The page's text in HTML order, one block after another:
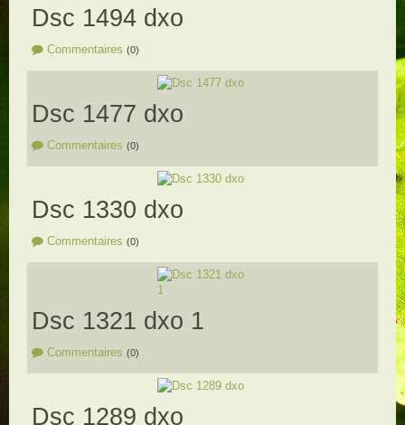
Dsc 1494 dxo
Commentaires (0)
Dsc 1477 dxo
Commentaires (0)
Dsc 1330 dxo
Commentaires (0)
Dsc 1321 dxo 1
Commentaires (0)
Dsc 1289 dxo